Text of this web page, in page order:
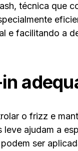
técnica que
e facilitando a
o frizz e
ajudam a
ser